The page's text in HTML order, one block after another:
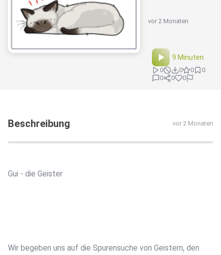
vor 2 Monaten
9 Minuten
0 0 0
0
0
0 0
Beschreibung vor 2 Monaten
Gui - die Geister
Wir begeben uns auf die Spurensuche von Geistern, den